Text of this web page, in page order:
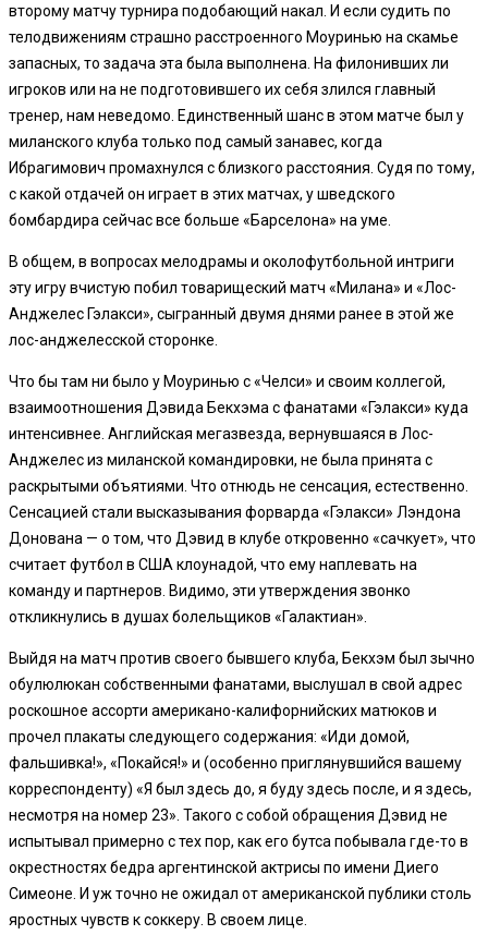
второму матчу турнира подобающий накал. И если судить по
телодвижениям страшно расстроенного Моуринью на скамье
запасных, то задача эта была выполнена. На филонивших ли
игроков или на не подготовившего их себя злился главный
тренер, нам неведомо. Единственный шанс в этом матче был у
миланского клуба только под самый занавес, когда
Ибрагимович промахнулся с близкого расстояния. Судя по тому,
с какой отдачей он играет в этих матчах, у шведского
бомбардира сейчас все больше «Барселона» на уме.
В общем, в вопросах мелодрамы и околофутбольной интриги
эту игру вчистую побил товарищеский матч «Милана» и «Лос-
Анджелес Гэлакси», сыгранный двумя днями ранее в этой же
лос-анджелесской сторонке.
Что бы там ни было у Моуринью с «Челси» и своим коллегой,
взаимоотношения Дэвида Бекхэма с фанатами «Гэлакси» куда
интенсивнее. Английская мегазвезда, вернувшаяся в Лос-
Анджелес из миланской командировки, не была принята с
раскрытыми объятиями. Что отнюдь не сенсация, естественно.
Сенсацией стали высказывания форварда «Гэлакси» Лэндона
Донована — о том, что Дэвид в клубе откровенно «сачкует», что
считает футбол в США клоунадой, что ему наплевать на
команду и партнеров. Видимо, эти утверждения звонко
откликнулись в душах болельщиков «Галактиан».
Выйдя на матч против своего бывшего клуба, Бекхэм был зычно
обулюлюкан собственными фанатами, выслушал в свой адрес
роскошное ассорти американо-калифорнийских матюков и
прочел плакаты следующего содержания: «Иди домой,
фальшивка!», «Покайся!» и (особенно приглянувшийся вашему
корреспонденту) «Я был здесь до, я буду здесь после, и я здесь,
несмотря на номер 23». Такого с собой обращения Дэвид не
испытывал примерно с тех пор, как его бутса побывала где-то в
окрестностях бедра аргентинской актрисы по имени Диего
Симеоне. И уж точно не ожидал от американской публики столь
яростных чувств к соккеру. В своем лице.